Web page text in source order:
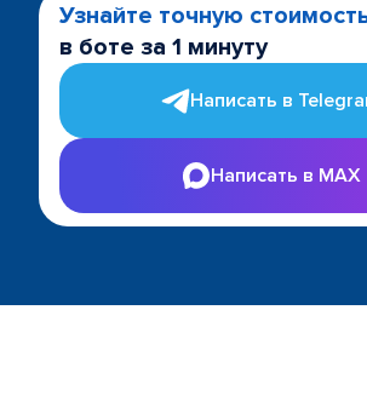
Узнайте точную
в боте за 1 минуту
Написать в
Написать в MAX